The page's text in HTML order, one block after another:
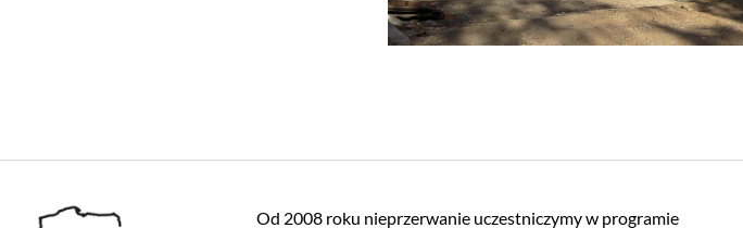
Od 2008 roku nieprzerwanie uczestniczymy w programie